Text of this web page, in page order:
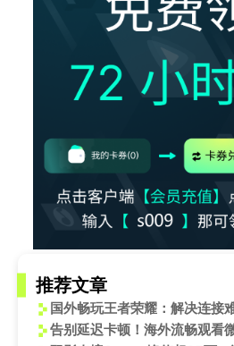
推荐文章
国外畅玩王者荣耀：解决连接
告别延迟卡顿！海外流畅观看